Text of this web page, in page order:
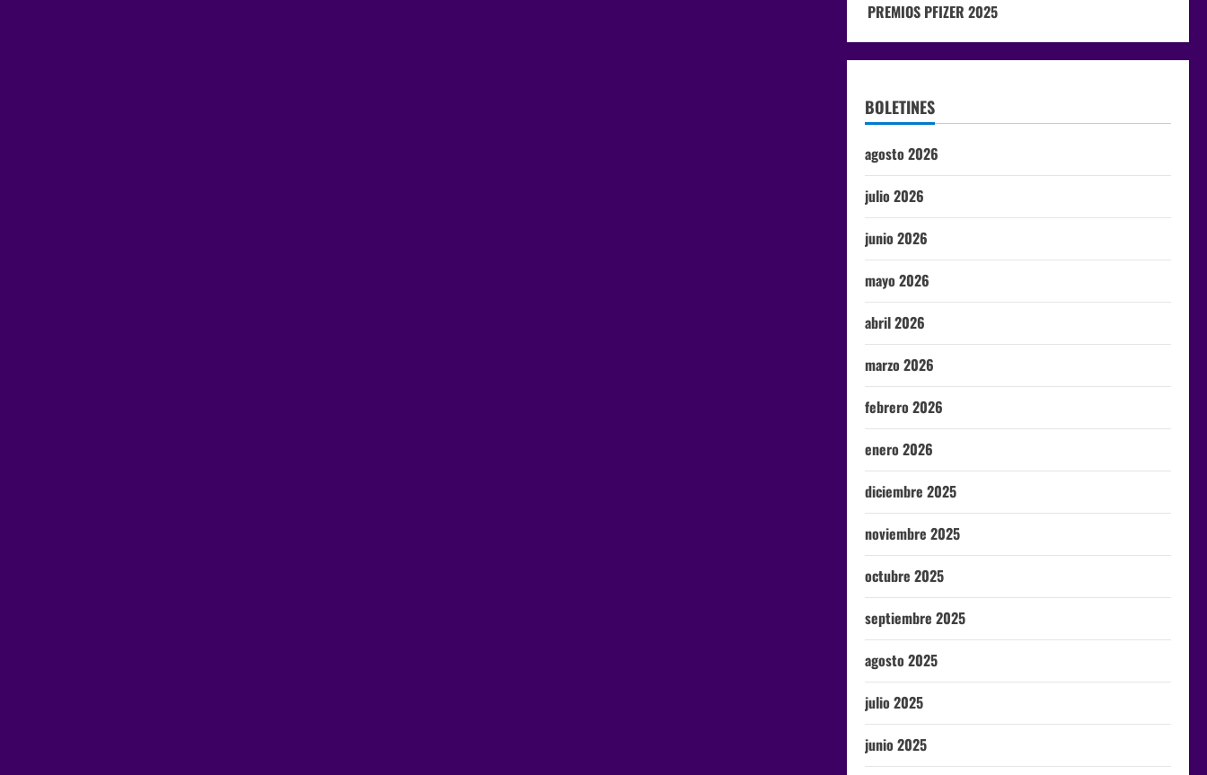
PREMIOS PFIZER 2025
BOLETINES
agosto 2026
julio 2026
junio 2026
mayo 2026
abril 2026
marzo 2026
febrero 2026
enero 2026
diciembre 2025
noviembre 2025
octubre 2025
septiembre 2025
agosto 2025
julio 2025
junio 2025